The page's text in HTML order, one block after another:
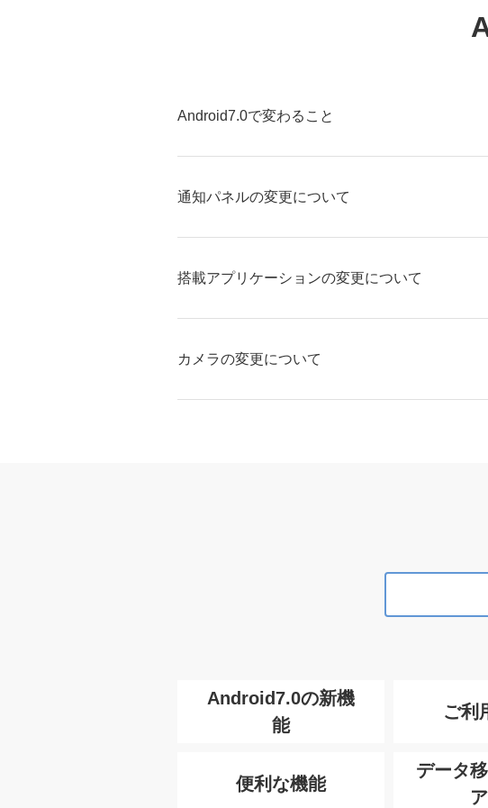
Android7.0で変わること
通知パネルの変更について
搭載アプリケーションの変更について
カメラの変更について
Android7.0の新機
能
ご利
便利な機能
データ